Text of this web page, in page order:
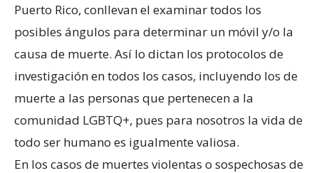
Puerto Rico, conllevan el examinar todos los
posibles ángulos para determinar un móvil y/o la
causa de muerte. Así lo dictan los protocolos de
investigación en todos los casos, incluyendo los de
muerte a las personas que pertenecen a la
comunidad LGBTQ+, pues para nosotros la vida de
todo ser humano es igualmente valiosa.
En los casos de muertes violentas o sospechosas de